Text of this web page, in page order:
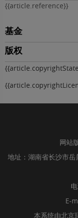
{{article.reference}}
基金
版权
网站
地址：湖南省长沙市
E-
本系统由北京